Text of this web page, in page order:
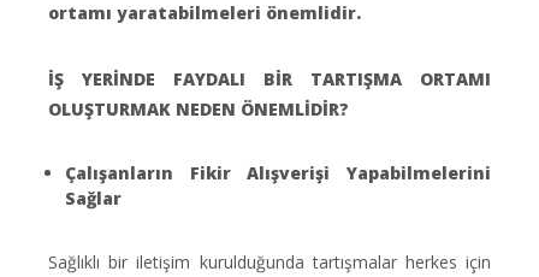
ortamı yaratabilmeleri önemlidir.
İŞ YERİNDE FAYDALI BİR TARTIŞMA ORTAMI
OLUŞTURMAK NEDEN ÖNEMLİDİR?
Çalışanların Fikir Alışverişi Yapabilmelerini
Sağlar
Sağlıklı bir iletişim kurulduğunda tartışmalar herkes için